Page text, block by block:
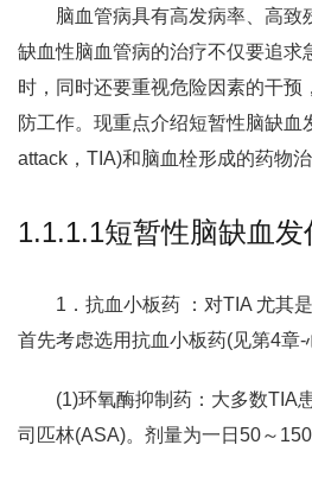
脑血管病具有高发病率、高致
缺血性脑血管病的治疗不仅要追求
时，同时还要重视危险因素的干预
防工作。现重点介绍短暂性脑缺血
attack，TIA)和脑血栓形成的药物治
1.1.1.1短暂性脑缺血
1．抗血小板药 ：对TIA 尤其
首先考虑选用抗血小板药(见第4章-
(1)环氧酶抑制药：大多数TIA
司匹林(ASA)。剂量为一日50～